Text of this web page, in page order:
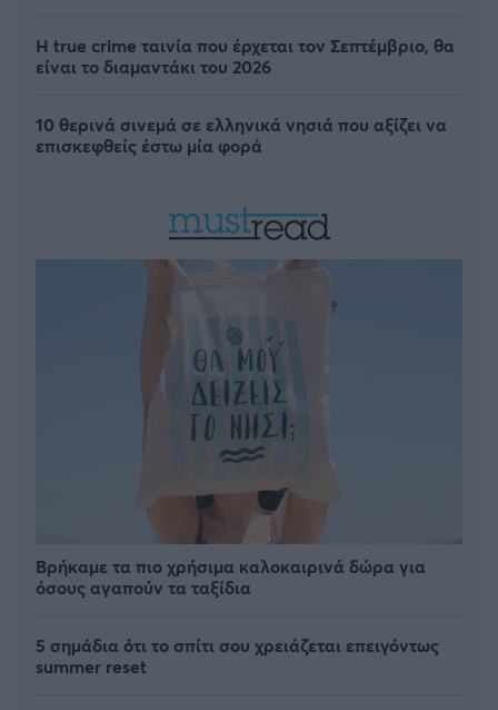
Η true crime ταινία που έρχεται τον Σεπτέμβριο, θα
είναι το διαμαντάκι του 2026
10 θερινά σινεμά σε ελληνικά νησιά που αξίζει να
επισκεφθείς έστω μία φορά
Βρήκαμε τα πιο χρήσιμα καλοκαιρινά δώρα για
όσους αγαπούν τα ταξίδια
5 σημάδια ότι το σπίτι σου χρειάζεται επειγόντως
summer reset